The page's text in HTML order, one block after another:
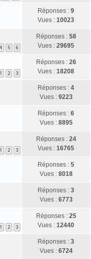
Réponses : 9
Vues : 10023
4 5 6
Réponses : 58
Vues : 29695
1 2 3
Réponses : 26
Vues : 18208
Réponses : 4
Vues : 9223
Réponses : 6
Vues : 8895
1 2 3
Réponses : 24
Vues : 16765
Réponses : 5
Vues : 8018
Réponses : 3
Vues : 6773
1 2 3
Réponses : 25
Vues : 12440
Réponses : 3
Vues : 6724